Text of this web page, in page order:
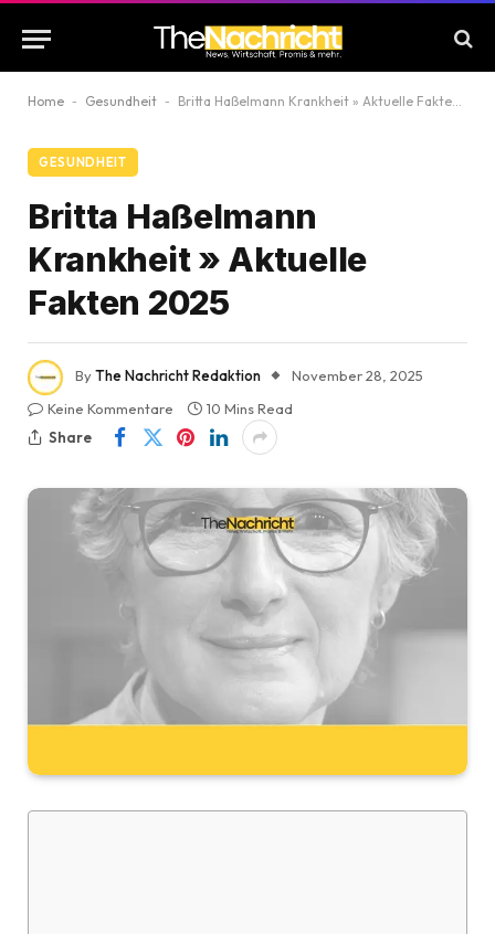
Home - Gesundheit - Britta Haßelmann Krankheit » Aktuelle Fakten 2025
GESUNDHEIT
Britta Haßelmann
Krankheit » Aktuelle
Fakten 2025
ByThe Nachricht Redaktion
November 28, 2025
Keine Kommentare
10 Mins Read
Share